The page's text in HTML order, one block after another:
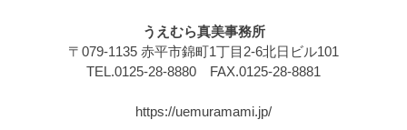
うえむら真美事務所
〒079-1135 赤平市錦町1丁目2-6北日ビル101
TEL.0125-28-8880 FAX.0125-28-8881
https://uemuramami.jp/